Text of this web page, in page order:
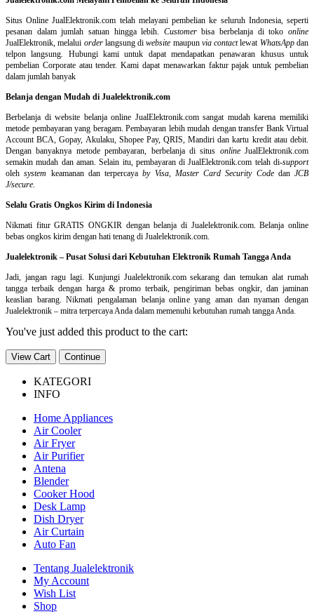
Situs Online JualElektronik.com telah melayani pembelian ke seluruh Indonesia, seperti
pesanan dalam jumlah satuan hingga lebih. Customerbisa berbelanja di tokoonline
JualElektronik, melalui orderlangsung diwebsite maupun via contactlewat WhatsAppdan
telpon langsung
Hubungi kami untuk dapat mendapatkan penawaran khusus untuk
pembelian Corporate atau tender. Kami dapat menawarkan faktur pajak untuk pembelian
dalam jumlah banyak
Belanja dengan Mudah di Jualelektronik.com
Berbelanja diwebsite belanja online JualElektronik.com sangat mudah karena memiliki
metode pembayaran yang beragam. Pembayaran lebih mudah dengan transfer Bank Virtual
Account BCA, Gopay, Akulaku, Shopee Pay, QRIS, Mandiri dan kartu kredit atau debit.
Dengan banyaknya metode pembayaran, berbelanja di situs onlineJualElektronik.com
semakin mudah dan aman. Selain itu, pembayaran di JualElektronik.com telah di-support
olehsystem keamanan dan terpercayaby Visa, Master Card Security Codedan JCB
J/secure
Selalu Gratis Ongkos Kirim di Indonesia
Nikmati fitur GRATIS ONGKIR dengan belanja di Jualelektronik.com. Belanja online
bebas ongkos kirim dengan hati tenang di Jualelektronik.com.
Jualelektronik – Pusat Solusi dari Kebutuhan Elektronik Rumah Tangga Anda
Jadi, jangan ragu lagi. Kunjungi Jualelektronik.com sekarang dan temukan alat rumah
tangga terbaik dengan harga & promo terbaik, pengiriman bebas ongkir, dan jaminan
keaslian barang. Nikmati pengalaman belanja online yang aman dan nyaman dengan
Jualelektronik – mitra terpercaya Anda dalam memenuhi kebutuhan rumah tangga Anda.
You've just added this product to the cart:
View Cart Continue
KATEGORI
INFO
Home Appliances
Air Cooler
Air Fryer
Air Purifier
Antena
Blender
Cooker Hood
Desk Lamp
Dish Dryer
Air Curtain
Auto Fan
Tentang Jualelektronik
My Account
Wish List
Shop